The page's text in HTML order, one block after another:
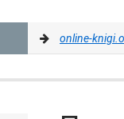
online-